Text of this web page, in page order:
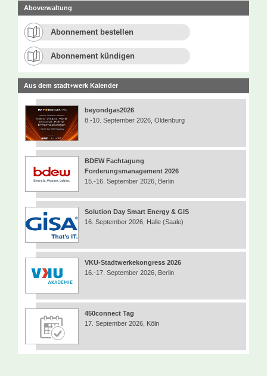
Aboverwaltung
Abonnement bestellen
Abonnement kündigen
Aus dem stadt+werk Kalender
beyondgas2026
8.-10. September 2026, Oldenburg
BDEW Fachtagung
Forderungsmanagement 2026
15.-16. September 2026, Berlin
Solution Day Smart Energy & GIS
16. September 2026, Halle (Saale)
VKU-Stadtwerkekongress 2026
16.-17. September 2026, Berlin
450connect Tag
17. September 2026, Köln